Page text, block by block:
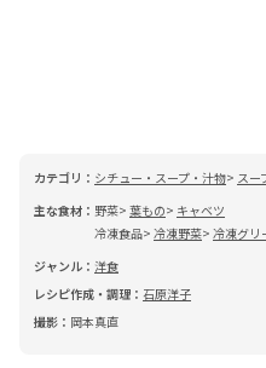
カテゴリ： シチュー・スープ・汁物 スー
主な食材： 野菜 葉もの
キャベツ
冷凍食品 冷凍野菜 冷凍グリ
ジャンル： 洋食
レシピ作成・調理： 石原洋子
撮影： 岡本真直